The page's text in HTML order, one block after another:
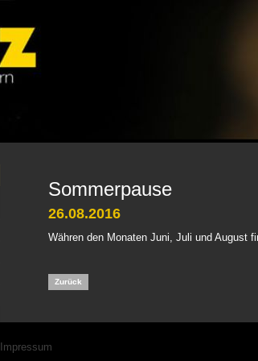
Sommerpause
26.08.2016
Währen den Monaten Juni, Juli und August
Zurück
Navigation
Impressum